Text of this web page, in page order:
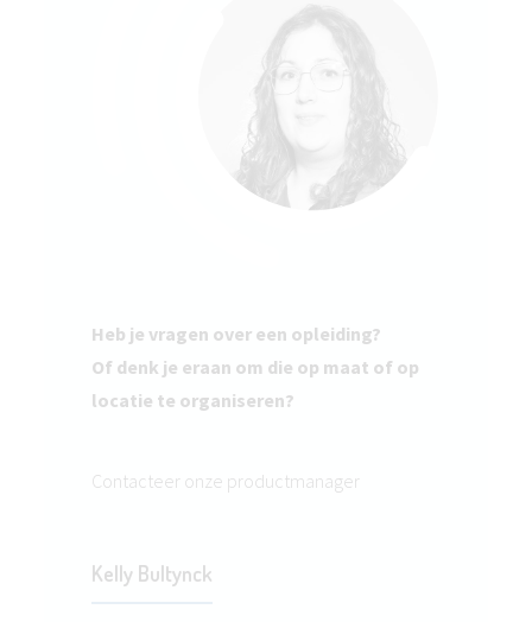
Heb je vragen over een opleiding?
Of denk je eraan om die op maat of op
locatie te organiseren?
Contacteer onze productmanager
Kelly Bultynck